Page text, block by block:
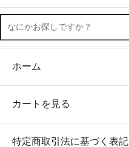
ホーム
カートを見る
特定商取引法に基づく表記